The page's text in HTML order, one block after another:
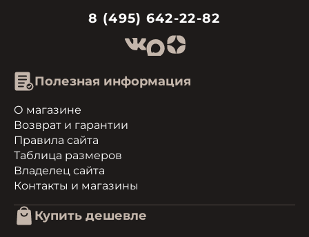
8 (495) 642-22-82
Полезная информация
О магазине
Возврат и гарантии
Правила сайта
Таблица размеров
Владелец сайта
Контакты и магазины
Купить дешевле